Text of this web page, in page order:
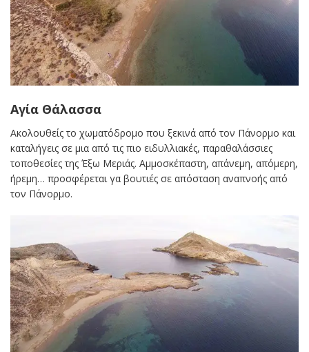
Αγία Θάλασσα
Ακολουθείς το χωματόδρομο που ξεκινά από τον Πάνορμο και
καταλήγεις σε μια από τις πιο ειδυλλιακές, παραθαλάσσιες
τοποθεσίες της Έξω Μεριάς. Αμμοσκέπαστη, απάνεμη, απόμερη,
ήρεμη… προσφέρεται γα βουτιές σε απόσταση αναπνοής από
τον Πάνορμο.